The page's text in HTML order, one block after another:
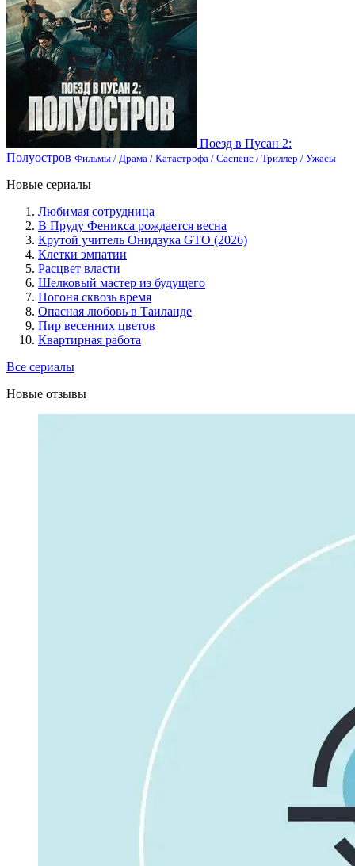
Поезд в Пусан 2:
Полуостров Фильмы / Драма / Катастрофа / Саспенс / Триллер / Ужасы
Новые сериалы
Любимая сотрудница
В Пруду Феникса рождается весна
Крутой учитель Онидзука GTO (2026)
Клетки эмпатии
Расцвет власти
Шелковый мастер из будущего
Погоня сквозь время
Опасная любовь в Таиланде
Пир весенних цветов
Квартирная работа
Все сериалы
Новые отзывы